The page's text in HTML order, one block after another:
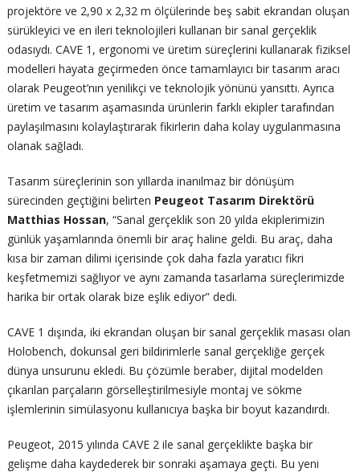
projektöre ve 2,90 x 2,32 m ölçülerinde beş sabit ekrandan oluşan
sürükleyici ve en ileri teknolojileri kullanan bir sanal gerçeklik
odasıydı. CAVE 1, ergonomi ve üretim süreçlerini kullanarak fiziksel
modelleri hayata geçirmeden önce tamamlayıcı bir tasarım aracı
olarak Peugeot’nın yenilikçi ve teknolojik yönünü yansıttı. Ayrıca
üretim ve tasarım aşamasında ürünlerin farklı ekipler tarafından
paylaşılmasını kolaylaştırarak fikirlerin daha kolay uygulanmasına
olanak sağladı.
Tasarım süreçlerinin son yıllarda inanılmaz bir dönüşüm
sürecinden geçtiğini belirten Peugeot Tasarım Direktörü
Matthias Hossan, “Sanal gerçeklik son 20 yılda ekiplerimizin
günlük yaşamlarında önemli bir araç haline geldi. Bu araç, daha
kısa bir zaman dilimi içerisinde çok daha fazla yaratıcı fikri
keşfetmemizi sağlıyor ve aynı zamanda tasarlama süreçlerimizde
harika bir ortak olarak bize eşlik ediyor” dedi.
CAVE 1 dışında, iki ekrandan oluşan bir sanal gerçeklik masası olan
Holobench, dokunsal geri bildirimlerle sanal gerçekliğe gerçek
dünya unsurunu ekledi. Bu çözümle beraber, dijital modelden
çıkarılan parçaların görselleştirilmesiyle montaj ve sökme
işlemlerinin simülasyonu kullanıcıya başka bir boyut kazandırdı.
Peugeot, 2015 yılında CAVE 2 ile sanal gerçeklikte başka bir
gelişme daha kaydederek bir sonraki aşamaya geçti. Bu yeni